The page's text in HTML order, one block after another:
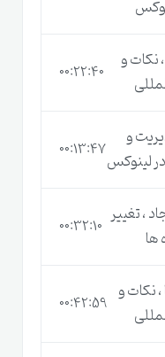
می توانید این
عنوان می کنیم
تئوری و عملی
شوند
شما فقط آموزش نمیبینید بلکه تجربه 15 ساله
ایران را به دست می
و آموزشی دوره
نکات و
00:22:40
و
در لینوکس
00:13:47
، تغییر
ها
00:32:10
نکات و
00:42:59